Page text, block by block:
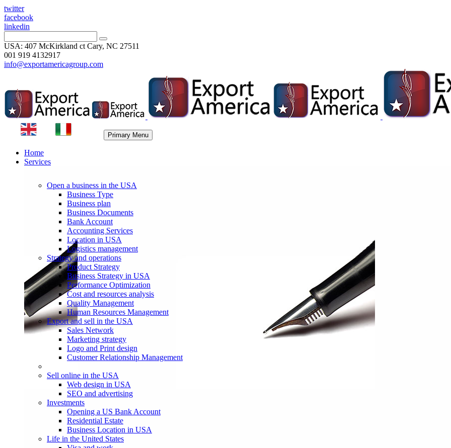
twitter
facebook
linkedin
USA: 407 McKirkland ct Cary, NC 27511
001 919 4132917
info@exportamericagroup.com
Primary Menu
Home
Services
Open a business in the USA
Business Type
Business plan
Business Documents
Bank Account
Accounting Services
Location in USA
Logistics management
Strategy and operations
Product Strategy
Business Strategy in USA
Performance Optimization
Cost and resources analysis
Quality Management
Human Resources Management
Export and sell in the USA
Sales Network
Marketing strategy
Logo and Print design
Customer Relationship Management
Sell online in the USA
Web design in USA
SEO and advertising
Investments
Opening a US Bank Account
Residential Estate
Business Location in USA
Life in the United States